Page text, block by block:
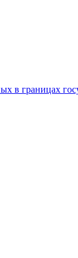
в границах